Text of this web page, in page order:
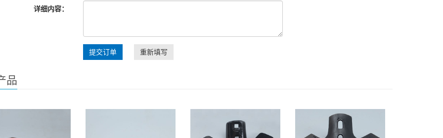
详细内容：
提交订单 重新填写
品